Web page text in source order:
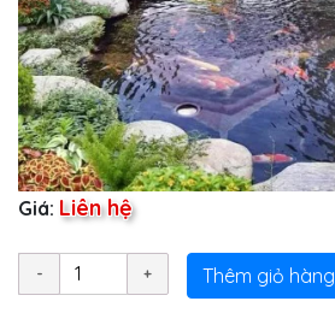
Giá: Liên hệ
Thêm giỏ hàng